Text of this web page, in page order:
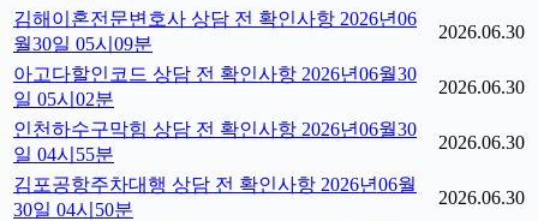
김해이혼전문변호사 상담 전 확인사항 2026년06
월30일 05시09분
2026.06.30
아고다할인코드 상담 전 확인사항 2026년06월30
일 05시02분
2026.06.30
인천하수구막힘 상담 전 확인사항 2026년06월30
일 04시55분
2026.06.30
김포공항주차대행 상담 전 확인사항 2026년06월
30일 04시50분
2026.06.30